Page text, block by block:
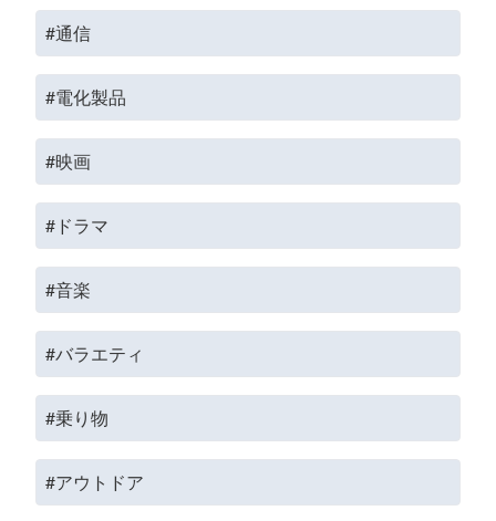
#通信
#電化製品
#映画
#ドラマ
#音楽
#バラエティ
#乗り物
#アウトドア